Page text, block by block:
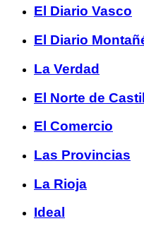
El Diario Vasco
El Diario
La Verdad
El Norte de
El Comercio
Las Provincias
La Rioja
Ideal